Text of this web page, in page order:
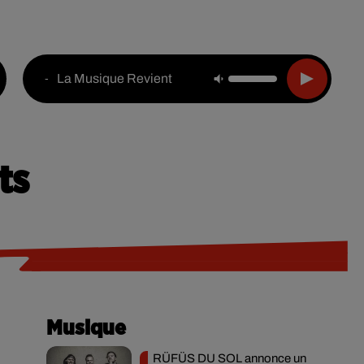
- La Musique Revient
Musique
RÜFÜS DU SOL annonce un